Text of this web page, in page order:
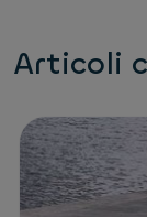
Articoli